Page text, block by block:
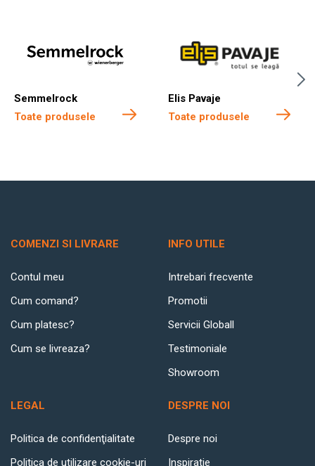
Semmelrock
Toate produsele
Elis Pavaje
Toate produsele
COMENZI SI LIVRARE
Contul meu
Cum comand?
Cum platesc?
Cum se livreaza?
INFO UTILE
Intrebari frecvente
Promotii
Servicii Globall
Testimoniale
Showroom
LEGAL
Politica de confidenţialitate
Politica de utilizare cookie-uri
DESPRE NOI
Despre noi
Inspiratie